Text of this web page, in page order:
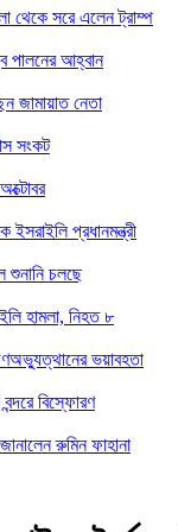
থেকে সরে এলেন ট্রাম্প
পালনের আহ্বান
জামায়াত নেতা
সংকট
ইসরাইলি প্রধানমন্ত্রী
শুনানি চলছে
হামলা, নিহত ৮
ভয়াবহতা
বিস্ফোরণ
রুমিন ফাহানা